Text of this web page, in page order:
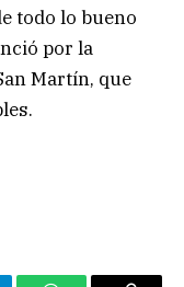
todo lo bueno
por la
Martín, que